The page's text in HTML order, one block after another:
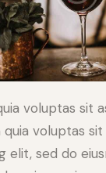
voluptas sit
voluptas
elit, sed do